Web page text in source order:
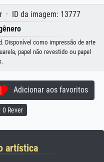
· ID da imagem: 13777
Disponível como impressão de arte
papel não revestido ou papel
Adicionar aos favoritos
0 Rever
artística